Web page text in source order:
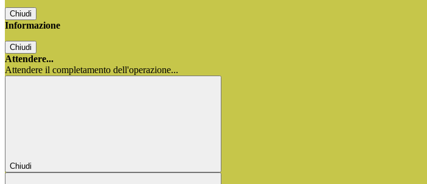
Chiudi
Informazione
Chiudi
Attendere...
Attendere il completamento dell'operazione...
Chiudi